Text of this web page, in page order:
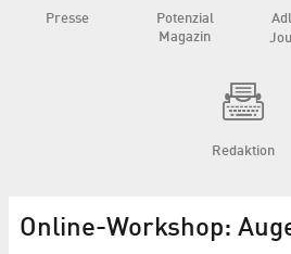
Presse
Potenzial
Magazin
Redaktion
Online-Workshop: